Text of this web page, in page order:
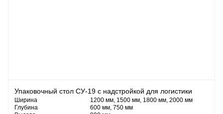
Упаковочный стол СУ-19 с надстройкой для логистики
Ширина
1200 мм, 1500 мм, 1800 мм, 2000 мм
Глубина
600 мм, 750 мм